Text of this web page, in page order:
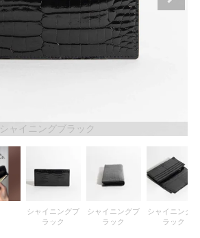
シャイニングブラック
シャイニングブ
ラック
シャイニングブ
ラック
シャイニングブ
ラック